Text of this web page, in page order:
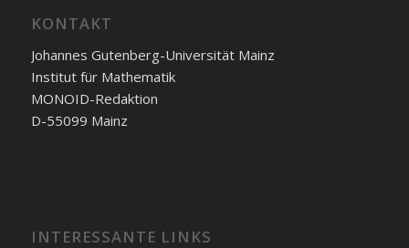
KONTAKT
Johannes Gutenberg-Universität Mainz
Institut für Mathematik
MONOID-Redaktion
D-55099 Mainz
INTERESSANTE LINKS